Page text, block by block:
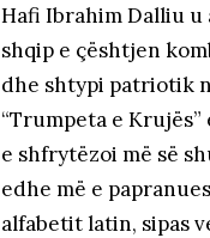
Hafi Ibrahim Dalliu u
shqip e çështjen
dhe shtypi patriotik
“Trumpeta e Krujës”
e shfrytëzoi më së
edhe më e
alfabetit latin, sipas